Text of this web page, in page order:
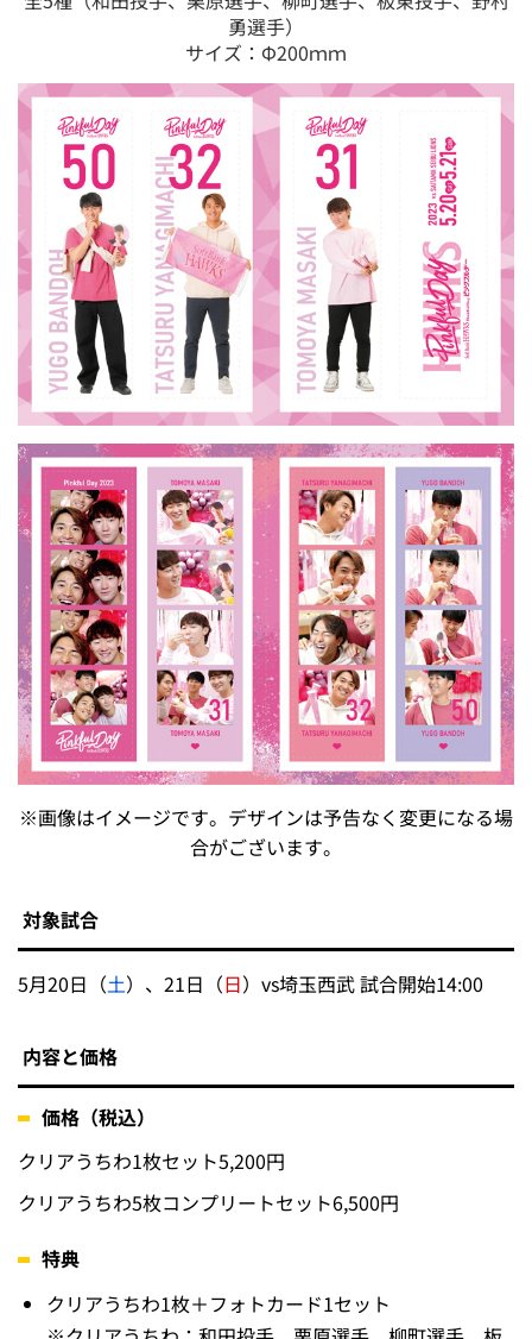
勇選手）
サイズ：Φ200ｍｍ
※画像はイメージです。デザインは予告なく変更になる場
合がございます。
対象試合
5月20日（土）、21日（日）vs埼玉西武 試合開始14:00
内容と価格
価格（税込）
クリアうちわ1枚セット5,200円
クリアうちわ5枚コンプリートセット6,500円
特典
クリアうちわ1枚＋フォトカード1セット